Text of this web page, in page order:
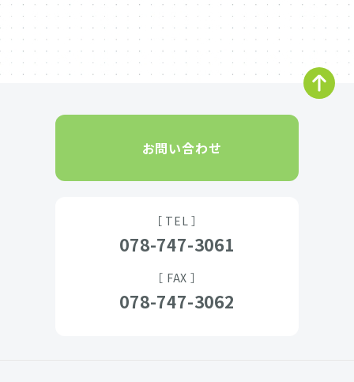
お問い合わせ
［ TEL ］
078-747-3061
［ FAX ］
078-747-3062